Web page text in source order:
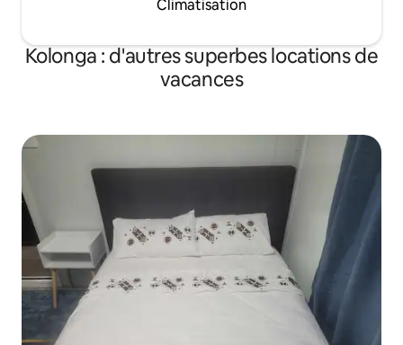
Climatisation
Kolonga : d'autres superbes locations de
vacances